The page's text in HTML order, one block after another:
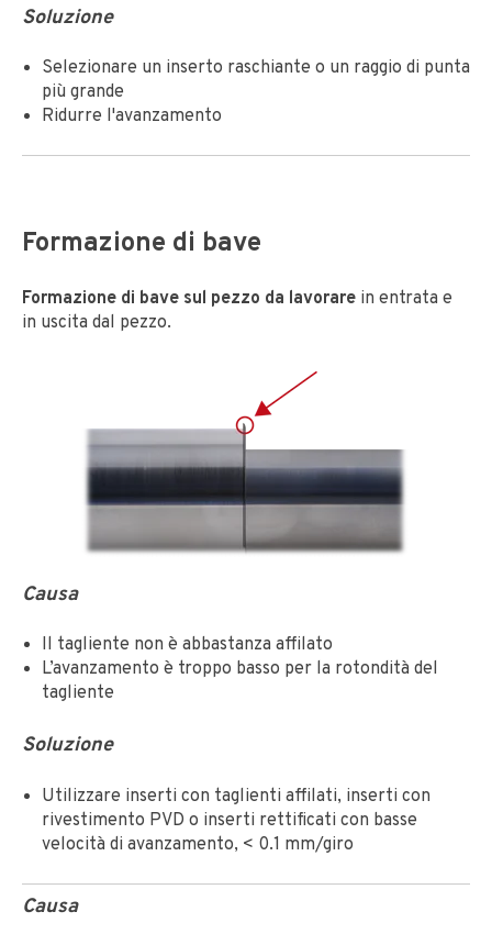
Soluzione
Selezionare un inserto raschiante o un raggio di punta
più grande
Ridurre l'avanzamento
Formazione di bave
Formazione di bave sul pezzo da lavorare in entrata e
in uscita dal pezzo.
Causa
Il tagliente non è abbastanza affilato
L’avanzamento è troppo basso per la rotondità del
tagliente
Soluzione
Utilizzare inserti con taglienti affilati, inserti con
rivestimento PVD o inserti rettificati con basse
velocità di avanzamento, < 0.1 mm/giro
Causa